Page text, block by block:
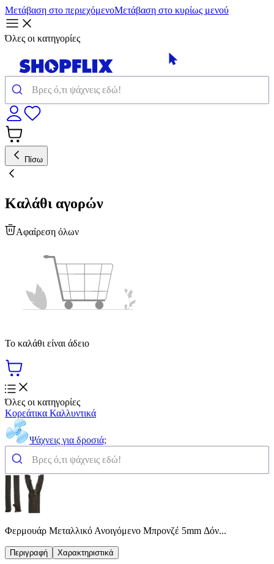
Μετάβαση στο περιεχόμενοΜετάβαση στο κυρίως μενού
Όλες οι κατηγορίες
Πίσω
Καλάθι αγορών
Αφαίρεση όλων
Το καλάθι είναι άδειο
Όλες οι κατηγορίες
Κορεάτικα Καλλυντικά
Ψάχνεις για δροσιά;
Φερμουάρ Μεταλλικό Ανοιγόμενο Μπρονζέ 5mm Δόν...
Περιγραφή Χαρακτηριστικά